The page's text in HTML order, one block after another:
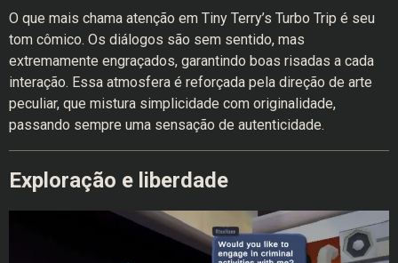
O que mais chama atenção em Tiny Terry’s Turbo Trip é seu
tom cômico. Os diálogos são sem sentido, mas
extremamente engraçados, garantindo boas risadas a cada
interação. Essa atmosfera é reforçada pela direção de arte
peculiar, que mistura simplicidade com originalidade,
passando sempre uma sensação de autenticidade.
Exploração e liberdade